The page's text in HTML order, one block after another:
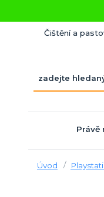
Čištění a
Právě
Úvod